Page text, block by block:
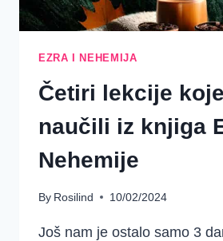
EZRA I NEHEMIJA
Četiri lekcije
naučili iz knjiga
Nehemije
By Rosilind 10/02/2024
Još nam je ostalo samo 3